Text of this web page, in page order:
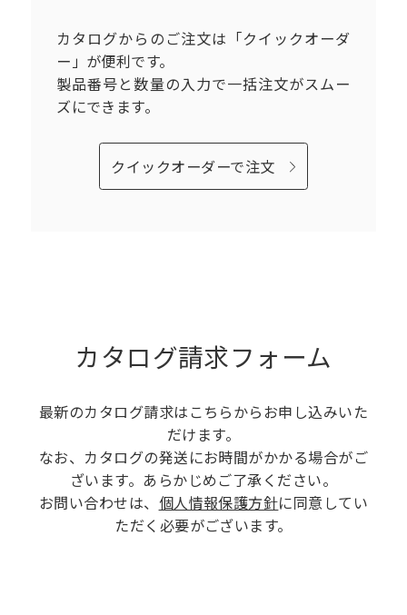
カタログからのご注文は「クイックオーダ
ー」が便利です。
製品番号と数量の入力で一括注文がスムー
ズにできます。
クイックオーダーで注文
カタログ請求フォーム
最新のカタログ請求はこちらからお申し込みいた
だけます。
なお、カタログの発送にお時間がかかる場合がご
ざいます。あらかじめご了承ください。
お問い合わせは、 個人情報保護方針に同意してい
ただく必要がございます。